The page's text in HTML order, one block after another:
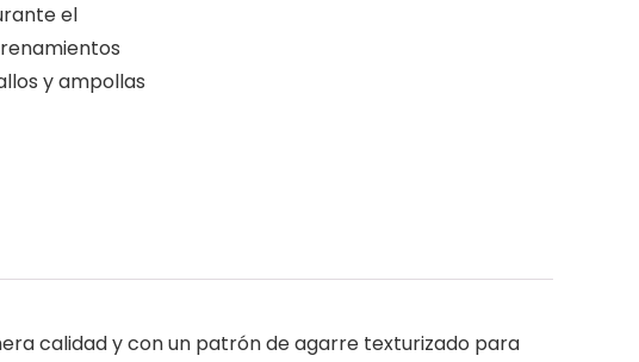
el
y ampollas
calidad y con un patrón de agarre texturizado para